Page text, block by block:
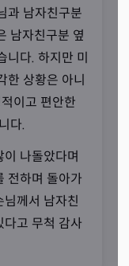
페를 발견하게
고 긍정의 힘을
관심을 가지게
과 남자친구분
남자친구분 옆
니다. 하지만 미
한 상황은 아니
이고 편안한
다.
나돌았다며
전하며 돌아가
께서 남자친
다고 무척 감사